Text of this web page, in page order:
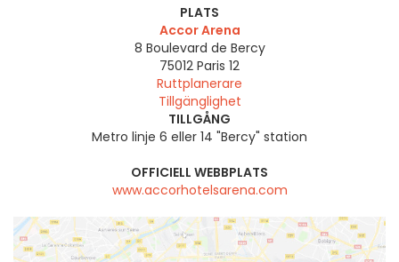
PLATS
Accor Arena
8 Boulevard de Bercy
75012 Paris 12
Ruttplanerare
Tillgänglighet
TILLGÅNG
Metro linje 6 eller 14 "Bercy" station
OFFICIELL WEBBPLATS
www.accorhotelsarena.com